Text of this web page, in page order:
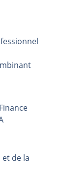
de la